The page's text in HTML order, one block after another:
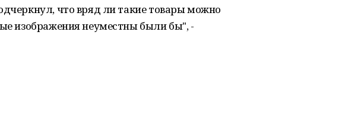
что вряд ли такие товары можно
изображения неуместны были бы", -